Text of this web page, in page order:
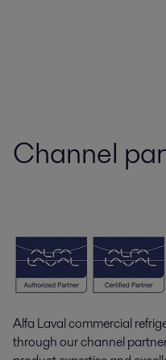
Channel
Alfa Laval commercial
through our channel